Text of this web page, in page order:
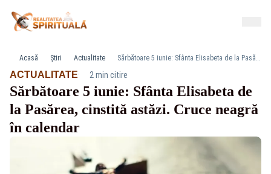
Acasă Știri Actualitate Sărbătoare 5 iunie: Sfânta Elisabeta de la Pasărea, cinstită astăzi. Cruce neagră în calendar
ACTUALITATE· 2 min citire
Sărbătoare 5 iunie: Sfânta Elisabeta de
la Pasărea, cinstită astăzi. Cruce neagră
în calendar